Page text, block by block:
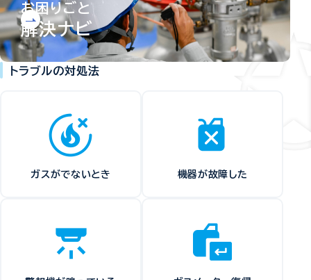
お困りごと
解決ナビ
トラブルの対処法
ガスがでないとき 機器が故障した